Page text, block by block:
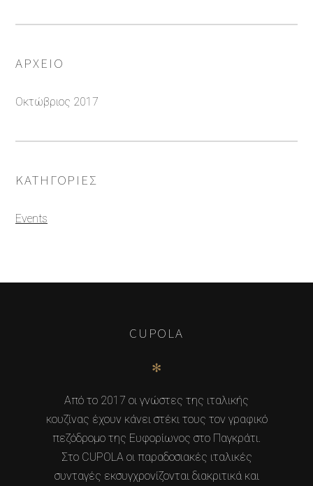
ΑΡΧΕΊΟ
Οκτώβριος 2017
ΚΑΤΗΓΟΡΊΕΣ
Events
CUPOLA
✻
Από το 2017 οι γνώστες της ιταλικής
κουζίνας έχουν κάνει στέκι τους τον γραφικό
πεζόδρομο της Ευφορίωνος στο Παγκράτι.
Στο CUPOLA οι παραδοσιακές ιταλικές
συνταγές εκσυγχρονίζονται διακριτικά και